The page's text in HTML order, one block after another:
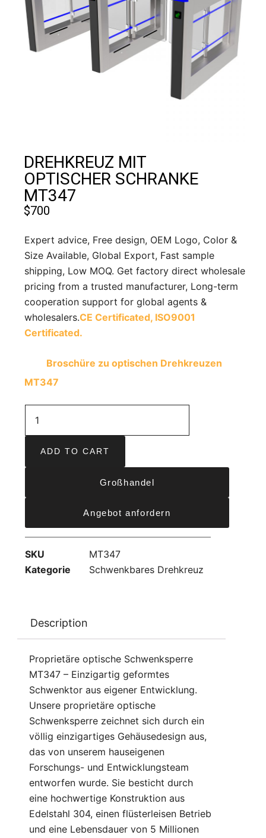
DREHKREUZ MIT
OPTISCHER SCHRANKE
MT347
$700
Expert advice, Free design, OEM Logo, Color &
Size Available, Global Export, Fast sample
shipping, Low MOQ. Get factory direct wholesale
pricing from a trusted manufacturer, Long-term
cooperation support for global agents &
wholesalers.CE Certificated, ISO9001
Certificated.
Broschüre zu optischen Drehkreuzen
MT347
ADD TO CART
Großhandel
Angebot anfordern
SKU
MT347
Kategorie
Schwenkbares Drehkreuz
Description
Proprietäre optische Schwenksperre
MT347 – Einzigartig geformtes
Schwenktor aus eigener Entwicklung.
Unsere proprietäre optische
Schwenksperre zeichnet sich durch ein
völlig einzigartiges Gehäusedesign aus,
das von unserem hauseigenen
Forschungs- und Entwicklungsteam
entworfen wurde. Sie besticht durch
eine hochwertige Konstruktion aus
Edelstahl 304, einen flüsterleisen Betrieb
und eine Lebensdauer von 5 Millionen